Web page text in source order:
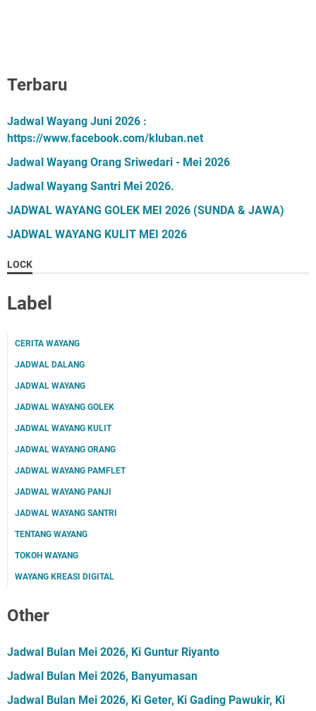
Terbaru
Jadwal Wayang Juni 2026 :
https://www.facebook.com/kluban.net
Jadwal Wayang Orang Sriwedari - Mei 2026
Jadwal Wayang Santri Mei 2026.
JADWAL WAYANG GOLEK MEI 2026 (SUNDA & JAWA)
JADWAL WAYANG KULIT MEI 2026
LOCK
Label
CERITA WAYANG
JADWAL DALANG
JADWAL WAYANG
JADWAL WAYANG GOLEK
JADWAL WAYANG KULIT
JADWAL WAYANG ORANG
JADWAL WAYANG PAMFLET
JADWAL WAYANG PANJI
JADWAL WAYANG SANTRI
TENTANG WAYANG
TOKOH WAYANG
WAYANG KREASI DIGITAL
Other
Jadwal Bulan Mei 2026, Ki Guntur Riyanto
Jadwal Bulan Mei 2026, Banyumasan
Jadwal Bulan Mei 2026, Ki Geter, Ki Gading Pawukir, Ki